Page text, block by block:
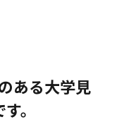
ある大学見
。